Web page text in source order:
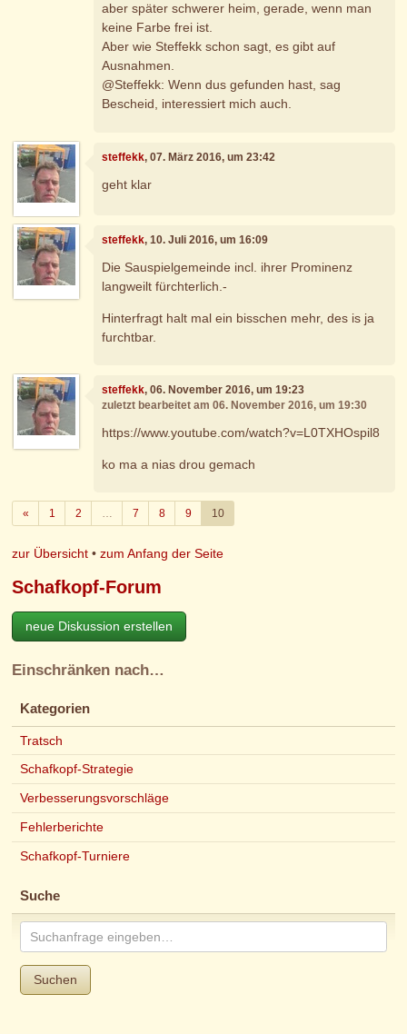
aber später schwerer heim, gerade, wenn man
keine Farbe frei ist.
Aber wie Steffekk schon sagt, es gibt auf
Ausnahmen.
@Steffekk: Wenn dus gefunden hast, sag
Bescheid, interessiert mich auch.
steffekk, 07. März 2016, um 23:42
geht klar
steffekk, 10. Juli 2016, um 16:09
Die Sauspielgemeinde incl. ihrer Prominenz
langweilt fürchterlich.-
Hinterfragt halt mal ein bisschen mehr, des is ja
furchtbar.
steffekk, 06. November 2016, um 19:23
zuletzt bearbeitet am 06. November 2016, um 19:30
https://www.youtube.com/watch?v=L0TXHOspil8
ko ma a nias drou gemach
«Zurück
1 2 7 8 9 10
zur Übersicht •zum Anfang der Seite
Schafkopf-Forum
neue Diskussion erstellen
Einschränken nach…
Kategorien
Tratsch
Schafkopf-Strategie
Verbesserungsvorschläge
Fehlerberichte
Schafkopf-Turniere
Suche
Suchen